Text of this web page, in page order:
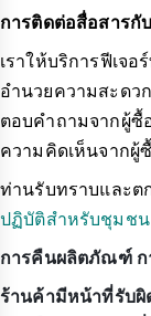
การติดต่อสื่อสารกั
เราให้บริการฟีเจ
อำนวยความสะดว
ตอบคำถามจากผู้ซื้
ความคิดเห็นจากผู้
ท่านรับทราบและต
ปฏิบัติสำหรับชุมชน
การคืนผลิตภัณฑ์ ก
ร้านค้ามีหน้าที่รับผิ